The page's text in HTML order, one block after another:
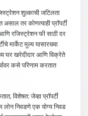
शुल्काची जटिलता
तर कोणत्याही प्रॉपर्टी
रजिस्ट्रेशन फी साठी दर
मार्केट मूल्य यासारख्या
घर खरेदीदार आणि विक्रेते
कसे परिणाम करतात
विशेषत: जेव्हा प्रॉपर्टी
लोन निवडणे एक योग्य निवड